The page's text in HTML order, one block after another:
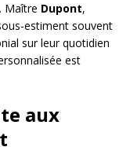
Maître Dupont,
estiment souvent
sur leur quotidien
est
aux